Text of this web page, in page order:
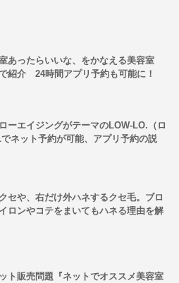
あったらいいな、をかなえる美容室
紹介 24時間アプリ予約も可能に！
ーエイジングがテーマのLOW-LO.（ロ
ネット予約が可能、アプリ予約の説
セや、右だけ外ハネするクセ毛。ブロ
ロンやコテをまいてもハネる理由を解
ト販売問題『ネットでオススメ美容室